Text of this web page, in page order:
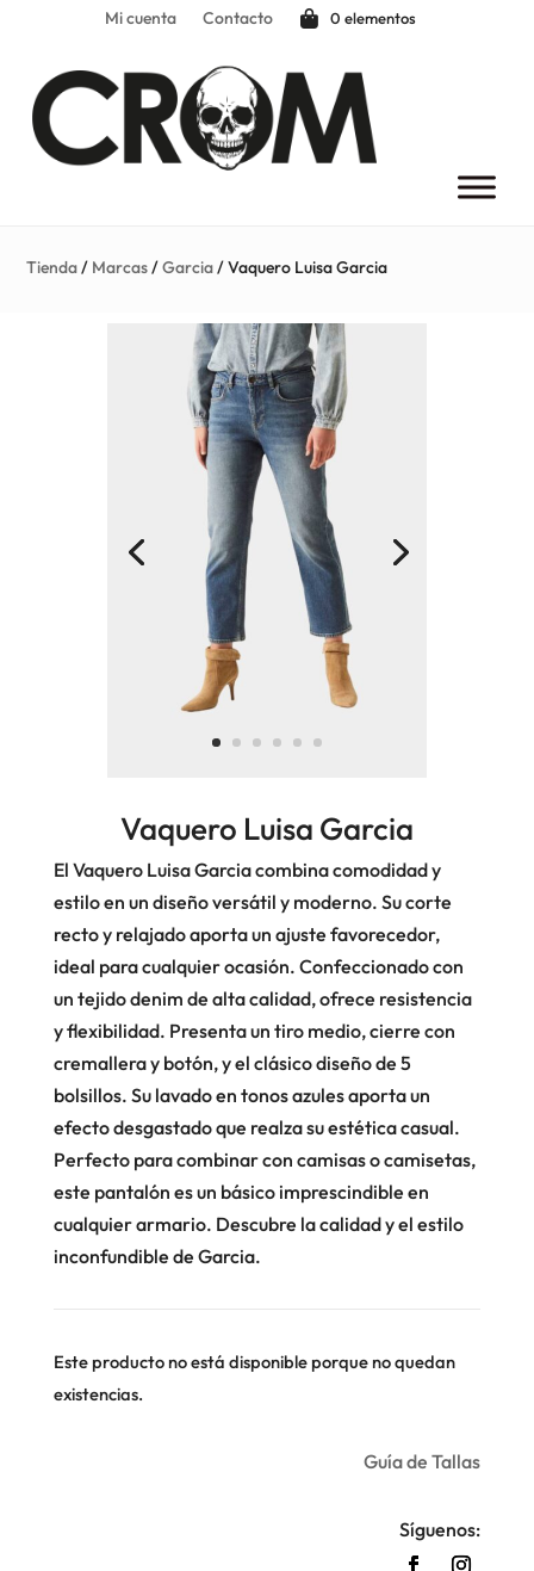
Mi cuenta Contacto 0 elementos
Tienda/ Marcas/Garcia/ Vaquero Luisa Garcia
Vaquero Luisa Garcia
El Vaquero Luisa Garcia combina comodidad y
estilo en un diseño versátil y moderno. Su corte
recto y relajado aporta un ajuste favorecedor,
ideal para cualquier ocasión. Confeccionado con
un tejido denim de alta calidad, ofrece resistencia
y flexibilidad. Presenta un tiro medio, cierre con
cremallera y botón, y el clásico diseño de 5
bolsillos. Su lavado en tonos azules aporta un
efecto desgastado que realza su estética casual.
Perfecto para combinar con camisas o camisetas,
este pantalón es un básico imprescindible en
cualquier armario. Descubre la calidad y el estilo
inconfundible de Garcia.
Este producto no está disponible porque no quedan
existencias.
Guía de Tallas
Síguenos: